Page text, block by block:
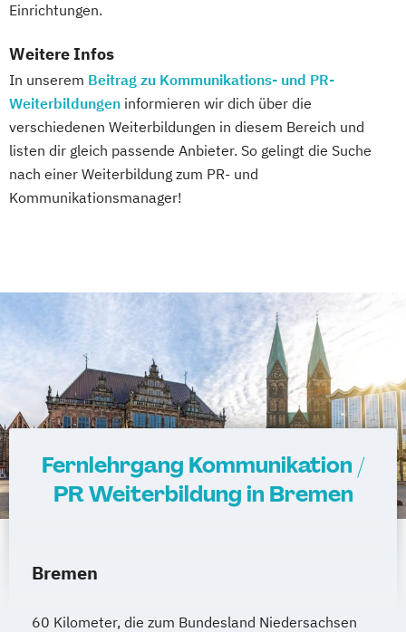
Einrichtungen.
Weitere Infos
In unserem Beitrag zu Kommunikations- und PR-
Weiterbildungen informieren wir dich über die
verschiedenen Weiterbildungen in diesem Bereich und
listen dir gleich passende Anbieter. So gelingt die Suche
nach einer Weiterbildung zum PR- und
Kommunikationsmanager!
Fernlehrgang Kommunikation /
PR Weiterbildung in Bremen
Bremen
60 Kilometer, die zum Bundesland Niedersachsen